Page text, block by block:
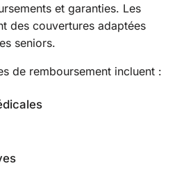
et garanties. Les
des couvertures adaptées
seniors.
de remboursement incluent :